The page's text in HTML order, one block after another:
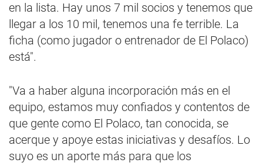
en la lista. Hay unos 7 mil socios y tenemos que
llegar a los 10 mil, tenemos una fe terrible. La
ficha (como jugador o entrenador de El Polaco)
está".
"Va a haber alguna incorporación más en el
equipo, estamos muy confiados y contentos de
que gente como El Polaco, tan conocida, se
acerque y apoye estas iniciativas y desafíos. Lo
suyo es un aporte más para que los